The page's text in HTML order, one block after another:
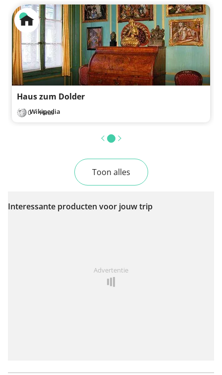
Bekijk op kaart
Iets opgevallen op deze route?Probleem toevoegen
Haus zum Dolder
0 · Haus
Wikipedia
Toon alles
Interessante producten voor jouw trip
Advertentie